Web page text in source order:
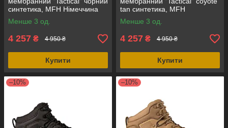
синтетика, MFH Німеччина
Менше 3 од.
4 257 ₴ 4 950 ₴
Купити
tan синтетика, MFH
Німеччина
Менше 3 од.
4 257 ₴ 4 950 ₴
Купити
–10% –10%